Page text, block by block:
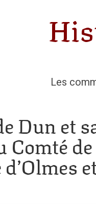
Les
Dun et